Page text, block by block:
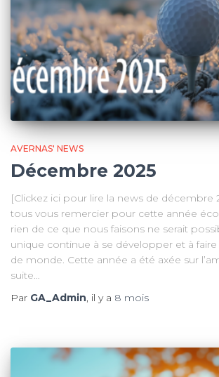
AVERNAS' NEWS
Décembre 2025
[Clickez ici pour lire la news de décembre
tous vous remercier pour cette année
rien de ce que nous faisons ne serait
unique continue à se développer et à
de monde. Cette année a été axée sur
suite…
Par GA_Admin, il y a 8 mois